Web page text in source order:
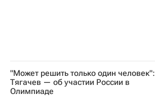
"Может решить только один человек":
Тягачев — об участии России в
Олимпиаде